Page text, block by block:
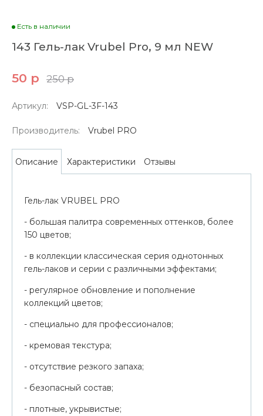
Есть в наличии
143 Гель-лак Vrubel Pro, 9 мл NEW
50 р 250 р
Артикул: VSP-GL-3F-143
Производитель: Vrubel PRO
Описание Характеристики Отзывы
Гель-лак VRUBEL PRO
- большая палитра современных оттенков, более
150 цветов;
- в коллекции классическая серия однотонных
гель-лаков и серии с различными эффектами;
- регулярное обновление и пополнение
коллекций цветов;
- специально для профессионалов;
- кремовая текстура;
- отсутствие резкого запаха;
- безопасный состав;
- плотные, укрывистые;